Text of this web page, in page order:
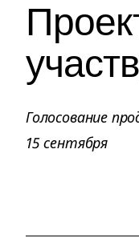
Голосование
15 сентября